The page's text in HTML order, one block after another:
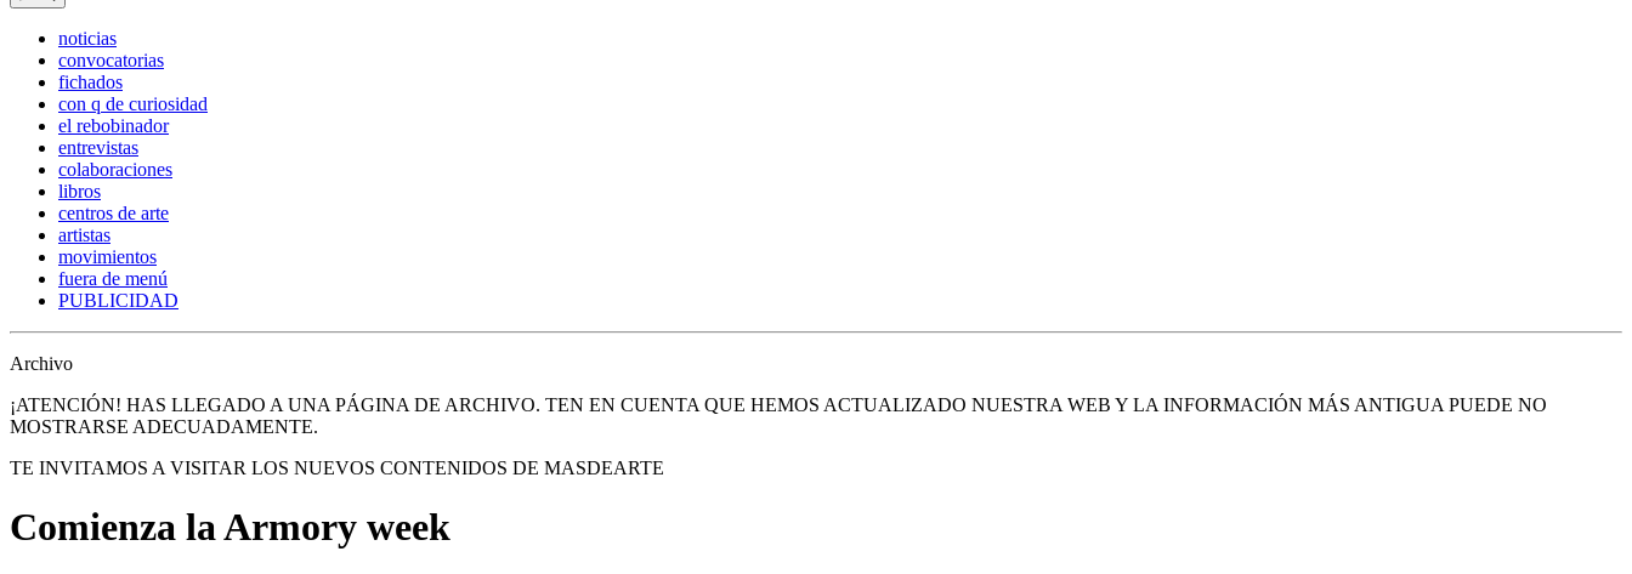
noticias
convocatorias
fichados
con q de curiosidad
el rebobinador
entrevistas
colaboraciones
libros
centros de arte
artistas
movimientos
fuera de menú
PUBLICIDAD
Archivo
¡ATENCIÓN! HAS LLEGADO A UNA PÁGINA DE ARCHIVO. TEN EN CUENTA QUE HEMOS ACTUALIZADO NUESTRA WEB Y LA INFORMACIÓN MÁS ANTIGUA PUEDE NO
MOSTRARSE ADECUADAMENTE.
TE INVITAMOS A VISITAR LOS NUEVOS CONTENIDOS DE MASDEARTE
Comienza la Armory week